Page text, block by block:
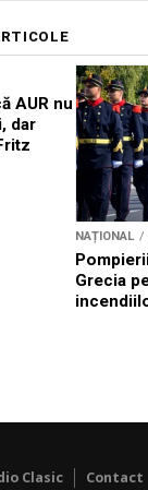
AUR nu
dar
NAȚIONAL
Grecia
Clasic Contact